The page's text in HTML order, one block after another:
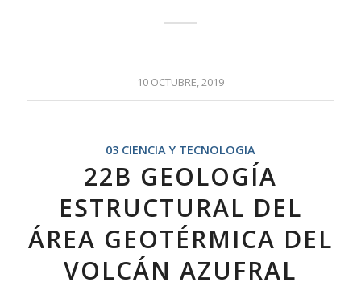
10 OCTUBRE, 2019
03 CIENCIA Y TECNOLOGIA
22B GEOLOGÍA
ESTRUCTURAL DEL
ÁREA GEOTÉRMICA DEL
VOLCÁN AZUFRAL